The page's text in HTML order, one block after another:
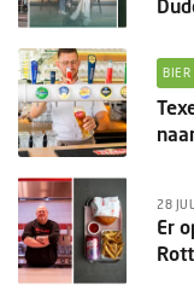
BIER
28
Er